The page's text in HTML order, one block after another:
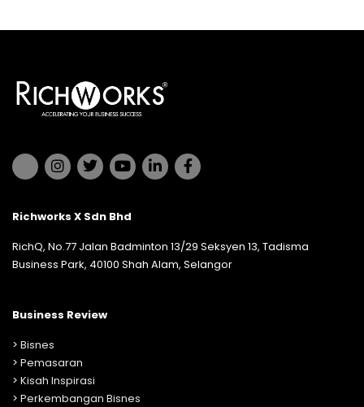
Richworks X Sdn Bhd
RichQ, No.77 Jalan Badminton 13/29 Seksyen 13, Tadisma
Business Park, 40100 Shah Alam, Selangor
Business Review
> Bisnes
> Pemasaran
> Kisah Inspirasi
> Perkembangan Bisnes